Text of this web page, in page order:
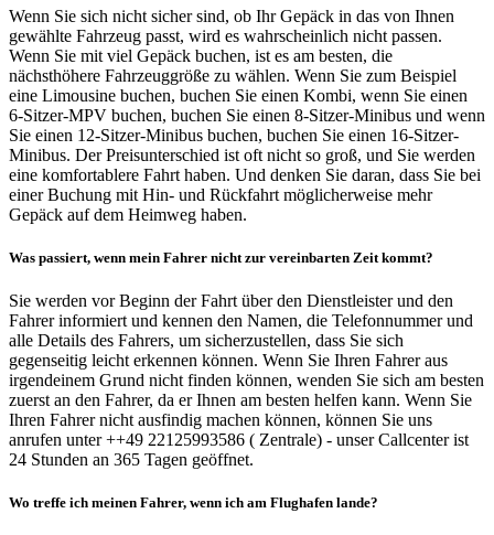
Wenn Sie sich nicht sicher sind, ob Ihr Gepäck in das von Ihnen
gewählte Fahrzeug passt, wird es wahrscheinlich nicht passen.
Wenn Sie mit viel Gepäck buchen, ist es am besten, die
nächsthöhere Fahrzeuggröße zu wählen. Wenn Sie zum Beispiel
eine Limousine buchen, buchen Sie einen Kombi, wenn Sie einen
6-Sitzer-MPV buchen, buchen Sie einen 8-Sitzer-Minibus und wenn
Sie einen 12-Sitzer-Minibus buchen, buchen Sie einen 16-Sitzer-
Minibus. Der Preisunterschied ist oft nicht so groß, und Sie werden
eine komfortablere Fahrt haben. Und denken Sie daran, dass Sie bei
einer Buchung mit Hin- und Rückfahrt möglicherweise mehr
Gepäck auf dem Heimweg haben.
Was passiert, wenn mein Fahrer nicht zur vereinbarten Zeit kommt?
Sie werden vor Beginn der Fahrt über den Dienstleister und den
Fahrer informiert und kennen den Namen, die Telefonnummer und
alle Details des Fahrers, um sicherzustellen, dass Sie sich
gegenseitig leicht erkennen können. Wenn Sie Ihren Fahrer aus
irgendeinem Grund nicht finden können, wenden Sie sich am besten
zuerst an den Fahrer, da er Ihnen am besten helfen kann. Wenn Sie
Ihren Fahrer nicht ausfindig machen können, können Sie uns
anrufen unter ++49 22125993586 ( Zentrale) - unser Callcenter ist
24 Stunden an 365 Tagen geöffnet.
Wo treffe ich meinen Fahrer, wenn ich am Flughafen lande?